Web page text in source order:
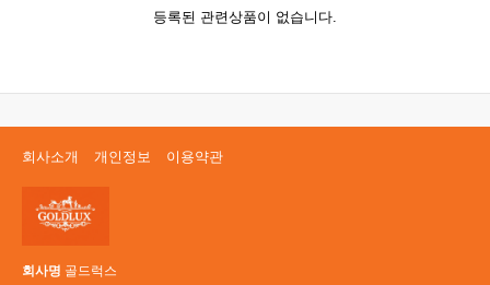
등록된 관련상품이 없습니다.
회사소개 개인정보 이용약관
회사명 골드럭스